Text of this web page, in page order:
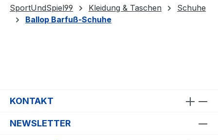
SportUndSpiel99 Kleidung & Taschen
Schuhe
Ballop Barfuß-Schuhe
KONTAKT
NEWSLETTER